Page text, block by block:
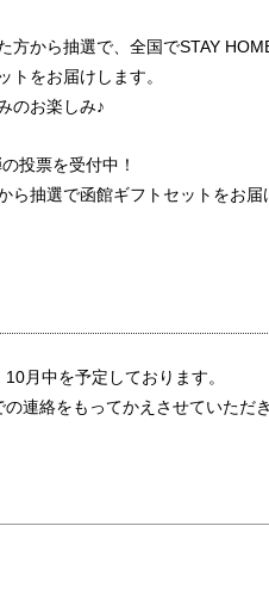
方から抽選で、全国でSTAY
トをお届けします。
のお楽しみ♪
投票を受付中！
ら抽選で函館ギフトセットをお
月中を予定しております。
連絡をもってかえさせていた